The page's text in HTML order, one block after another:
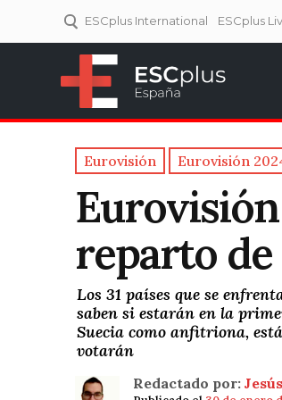
ESCplus International ESCplus
Eurovisión Eurovisión
reparto de
Los 31 países que se
saben si estarán en la
Suecia como anfitriona,
votarán
Redactado por: